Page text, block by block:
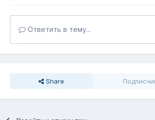
Ответить в тему...
Share